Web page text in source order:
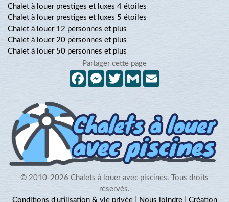
Chalet à louer prestiges et luxes 4 étoiles
Chalet à louer prestiges et luxes 5 étoiles
Chalet à louer 12 personnes et plus
Chalet à louer 20 personnes et plus
Chalet à louer 50 personnes et plus
Partager cette page
FacebookMessenger
TwitterGmail
© 2010-2026 Chalets à louer avec piscines. Tous droits
réservés.
Conditions d'utilisation & vie privée| Nous joindre| Création